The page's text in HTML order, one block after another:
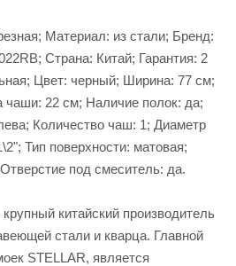
Материал: из стали; Бренд:
Страна: Китай; Гарантия: 2
Цвет: черный; Ширина: 77 см;
чаши: 22 см; Наличие полок: да;
Количество чаш: 1; Диаметр
Тип поверхности: матовая;
под смеситель: да.
китайский производитель
стали и кварца. Главной
STELLAR, является